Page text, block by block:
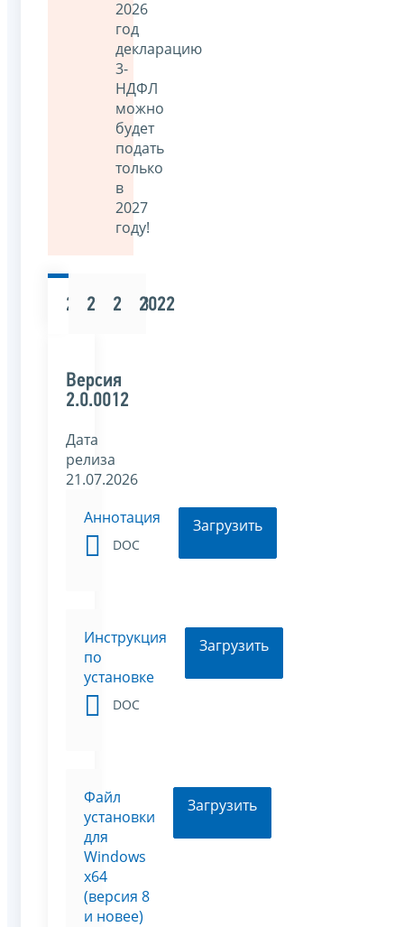
2026
год
декларацию
3-
НДФЛ
можно
будет
подать
только
в
2027
году!
2025202420232022
Версия
2.0.0012
Дата
релиза
21.07.2026
Аннотация
DOC
Загрузить
Инструкция
по
установке
DOC
Загрузить
Файл
установки
для
Windows
x64
(версия 8
и новее)
Загрузить